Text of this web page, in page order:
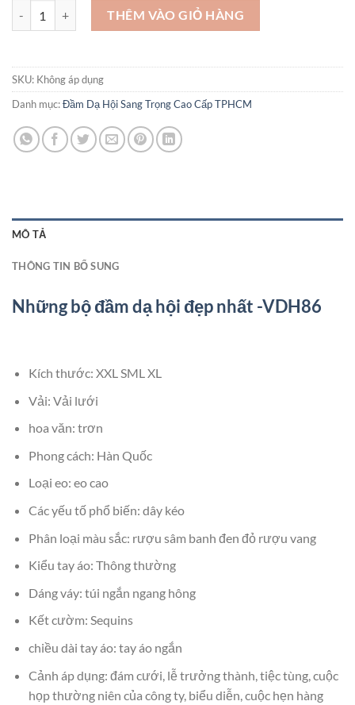
Những bộ đầm dạ hội đẹp nhất -VDH86 số lượng
THÊM VÀO GIỎ HÀNG
SKU: Không áp dụng
Danh mục:Đầm Dạ Hội Sang Trọng Cao Cấp TPHCM
MÔ TẢ
THÔNG TIN BỔ SUNG
Những bộ đầm dạ hội đẹp nhất -VDH86
Kích thước: XXL SML XL
Vải: Vải lưới
hoa văn: trơn
Phong cách: Hàn Quốc
Loại eo: eo cao
Các yếu tố phổ biến: dây kéo
Phân loại màu sắc: rượu sâm banh đen đỏ rượu vang
Kiểu tay áo: Thông thường
Dáng váy: túi ngắn ngang hông
Kết cườm: Sequins
chiều dài tay áo: tay áo ngắn
Cảnh áp dụng: đám cưới, lễ trưởng thành, tiệc tùng, cuộc
họp thường niên của công ty, biểu diễn, cuộc hẹn hàng